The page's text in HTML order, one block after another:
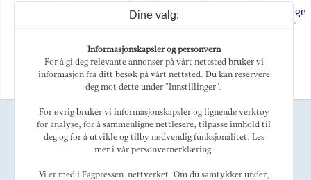
/ natur / "Noko av problemet i vegkantane er at det er mange
uønskte framandartar, så må ein slå tidleg for å fjerne dei."
/ namn / Marilynne Robinson: "Vi tek feil alle saman"
/ namn / "Eg veit at eg kjem til eit velsmurt maskineri, kor
det meste tikkar og går"
Ansvarlig redaktør
Magne Otterdal
Kulturredaktør
Tellef Øgrim
Marked
Dine valg:
Informasjonskapsler og personvern
For å gi deg relevante annonser på vårt nettsted bruker vi
informasjon fra ditt besøk på vårt nettsted. Du kan reservere
deg mot dette under "Innstillinger".
For øvrig bruker vi informasjonskapsler og lignende verktøy
for analyse, for å sammenligne nettlesere, tilpasse innhold til
deg og for å utvikle og tilby nødvendig funksjonalitet. Les
mer i vår personvernerklæring.
Vi er med i Fagpressen-nettverket. Om du samtykker under,